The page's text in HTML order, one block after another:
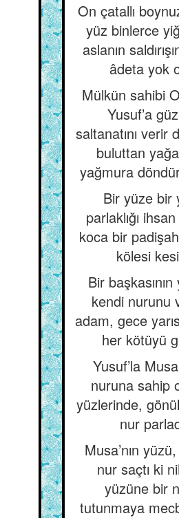
On çatallı
yüz binlerce
aslanın
âdeta yok
Mülkün sahibi
Yusuf’a
saltanatını verir
buluttan
yağmura
Bir yüze bir
parlaklığı
koca bir padişah
kölesi
Bir
kendi nurunu
adam, gece
her kötüyü
Yusuf’la
nuruna sahip
yüzlerinde,
nur
Musa’nın
nur saçtı ki
yüzüne bir
tutunmaya